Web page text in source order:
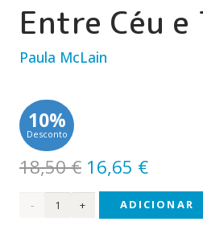
Entre Céu e
Paula McLain
10%
Desconto
18,50€ O
preço
original
16,65 €O
preço
atual
Quantidade
ADICIONAR